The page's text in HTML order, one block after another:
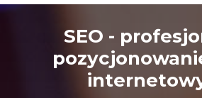
SEO -